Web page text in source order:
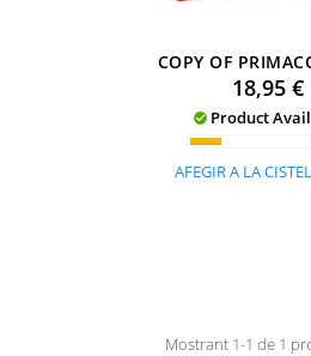
COPY OF
Preu
18,95 €
 Product
AFEGIR A LA
Mostrant 1-1 de 1